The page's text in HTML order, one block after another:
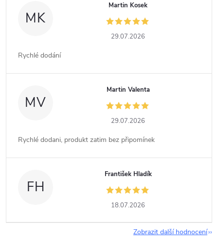
MK
Martin Kosek
29.07.2026
Rychlé dodání
MV
Martin Valenta
29.07.2026
Rychlé dodani, produkt zatim bez připomínek
FH
František Hladík
18.07.2026
Zobrazit další hodnocení